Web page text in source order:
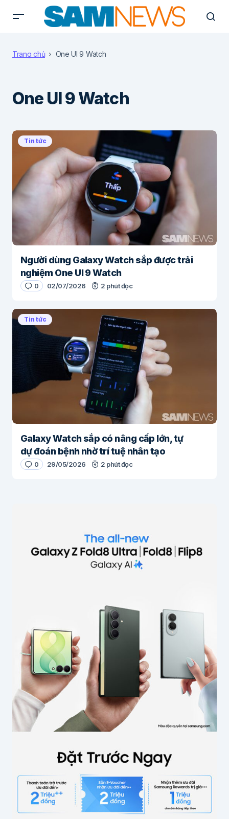
Trang chủ One UI 9 Watch
One UI 9 Watch
Tin tức
Người dùng Galaxy Watch sắp được trải
nghiệm One UI 9 Watch
0 02/07/2026 2 phút đọc
Tin tức
Galaxy Watch sắp có nâng cấp lớn, tự
dự đoán bệnh nhờ trí tuệ nhân tạo
0 29/05/2026 2 phút đọc